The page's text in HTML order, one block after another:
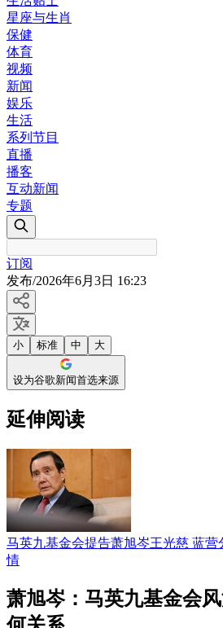
星座与生肖
保健
体育
视频
新闻
娱乐
生活
系列节目
直播
播客
互动新闻
专题
订阅
发布/2026年6月3日 16:23
小 标准 中 大
设为谷歌新闻首选来源
延伸阅读
马英九基金会提告萧旭岑王光慈 蓝
情
萧旭岑：马英九基金会